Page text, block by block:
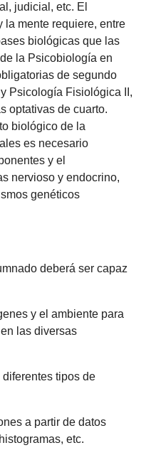
judicial, etc. El
la mente requiere, entre
biológicas que las
la Psicobiología en
de segundo
Psicología Fisiológica II,
optativas de cuarto.
biológico de la
es necesario
y el
nervioso y endocrino,
genéticos
deberá ser capaz
y el ambiente para
las diversas
tipos de
a partir de datos
etc.